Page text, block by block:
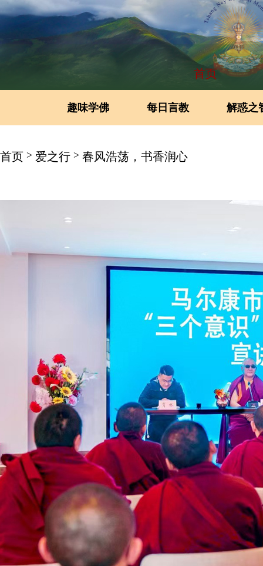
首页
趣味学佛 每日言教 解惑之
首页 > 爱之行 > 春风浩荡，书香润心